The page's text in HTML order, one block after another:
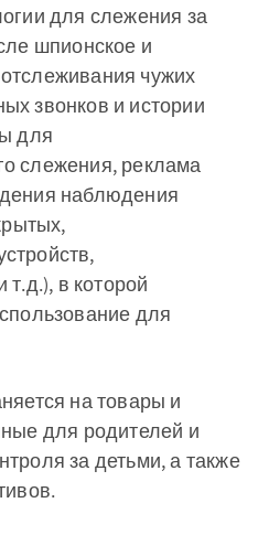
для слежения за
шпионское и
чужих
звонков и истории
для
слежения, реклама
наблюдения
т.д.), в которой
для
на товары и
для родителей и
за детьми, а также